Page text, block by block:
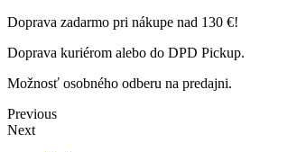
Doprava zadarmo pri nákupe nad 130 €!
Doprava kuriérom alebo do DPD Pickup.
Možnosť osobného odberu na predajni.
Previous
Next